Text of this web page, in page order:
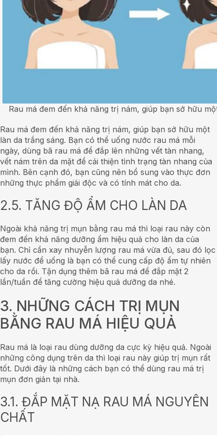
Rau má đem đến khả năng trị nám, giúp bạn sở hữu
Rau má đem đến khả năng trị nám, giúp bạn sở hữu một
làn da trắng sáng. Bạn có thể uống nước rau má mỗi
ngày, dùng bã rau má để đắp lên những vết tàn nhang,
vết nám trên da mặt để cải thiện tình trạng tàn nhang của
mình. Bên cạnh đó, bạn cũng nên bổ sung vào thực đơn
những thực phẩm giải độc và có tính mát cho da.
2.5. TĂNG ĐỘ ẨM CHO LÀN DA
Ngoài khả năng trị mụn bằng rau má thì loại rau này còn
đem đến khả năng dưỡng ẩm hiệu quả cho làn da của
bạn. Chỉ cần xay nhuyễn lượng rau má vừa đủ, sau đó lọc
lấy nước để uống là bạn có thể cung cấp độ ẩm tự nhiên
cho da rồi. Tận dụng thêm bã rau má để đắp mặt 2
lần/tuần để tăng cường hiệu quả dưỡng da nhé.
3. NHỮNG CÁCH TRỊ MỤN
BẰNG RAU MÁ HIỆU QUẢ
Rau má là loại rau dùng dưỡng da cực kỳ hiệu quả. Ngoài
những công dụng trên da thì loại rau này giúp trị mụn rất
tốt. Dưới đây là những cách bạn có thể dùng rau má trị
mụn đơn giản tại nhà.
3.1. ĐẮP MẶT NẠ RAU MÁ NGUYÊN
CHẤT